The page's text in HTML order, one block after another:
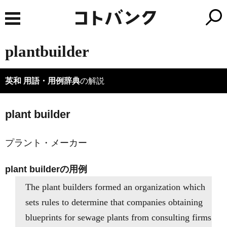
plantbuilder
英和 用語・用例辞典の解説
plant builder
プラント・メーカー
plant builderの用例
The plant builders formed an organization which
sets rules to determine that companies obtaining
blueprints for sewage plants from consulting firms